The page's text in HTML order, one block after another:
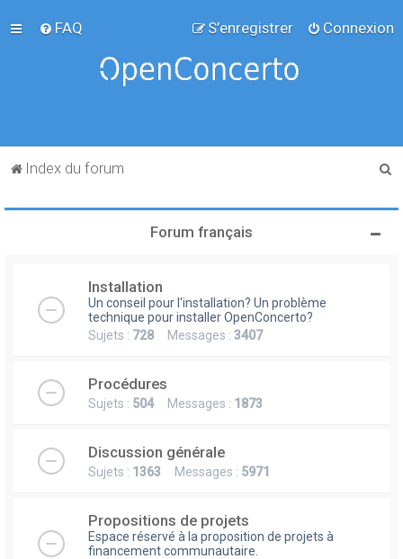
FAQ Connexion
S’enregistrer
Index du forum
Forum français
Installation
Un conseil pour l'installation? Un problème
technique pour installer OpenConcerto?
Sujets : 728 Messages : 3407
Procédures
Sujets : 504Messages : 1873
Discussion générale
Sujets : 1363 Messages : 5971
Propositions de projets
Espace réservé à la proposition de projets à
financement communautaire.